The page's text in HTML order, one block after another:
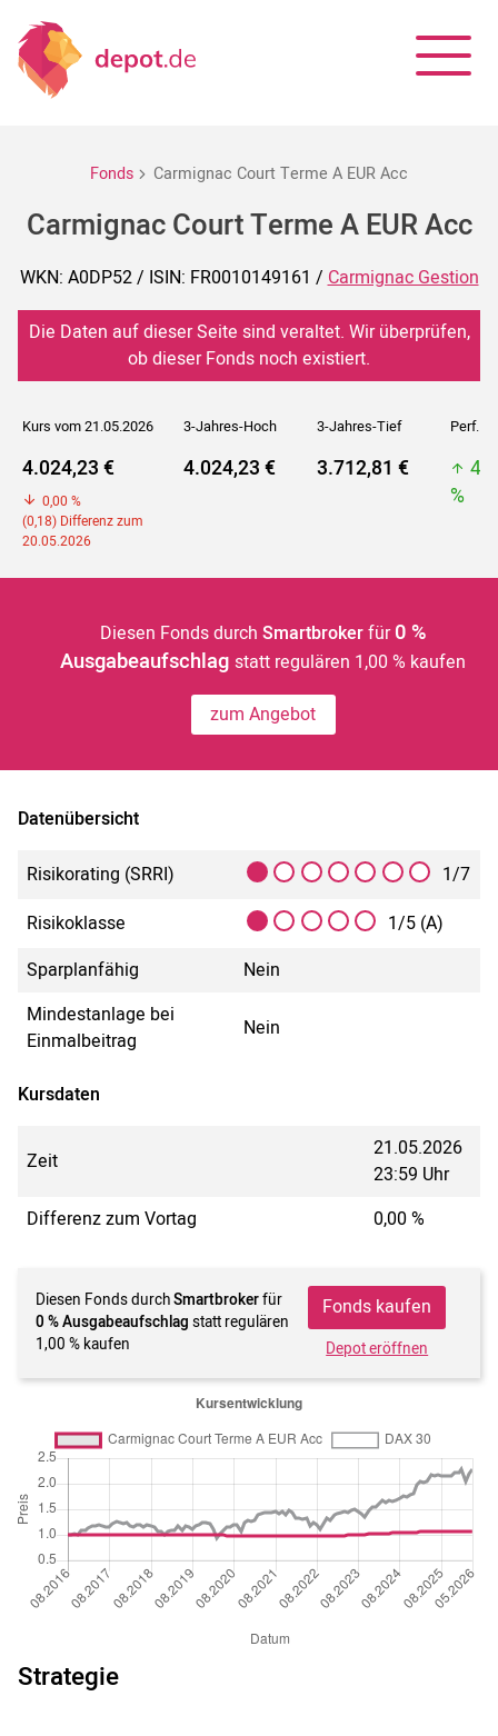
Fonds Carmignac Court Terme A EUR Acc
Carmignac Court Terme A EUR Acc
WKN: A0DP52 / ISIN: FR0010149161 /Carmignac Gestion
Die Daten auf dieser Seite sind veraltet. Wir überprüfen,
ob dieser Fonds noch existiert.
Kurs vom 21.05.2026 3-Jahres-Hoch 3-Jahres-Tief Perf. 5J
4.024,23 €
0,00 %
(0,18) Differenz zum
20.05.2026
4.024,23 € 3.712,81 €
%
Diesen Fonds durch Smartbrokerfür 0 %
Ausgabeaufschlagstatt regulären 1,00 % kaufen
zum Angebot
Datenübersicht
Risikorating (SRRI)
1/7
Risikoklasse
1/5 (A)
Sparplanfähig
Nein
Mindestanlage bei
Einmalbeitrag
Nein
Kursdaten
Zeit
21.05.2026
23:59 Uhr
Differenz zum Vortag
0,00 %
Diesen Fonds durchSmartbrokerfür
0 % Ausgabeaufschlag statt regulären
1,00 % kaufen
Fonds kaufen
Depot eröffnen
Strategie